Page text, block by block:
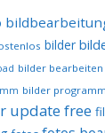
bilder
bilder
bilder programm
update free